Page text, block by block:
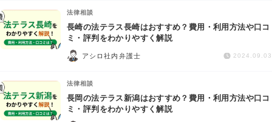
交通事故
労働問題
法律相談
長崎の法テラス長崎はおすすめ？費用・利用方法や口コ
ミ・評判をわかりやすく解説
アシロ社内弁護士 2024.09.03
法律相談
長岡の法テラス新潟はおすすめ？費用・利用方法や口コ
ミ・評判をわかりやすく解説